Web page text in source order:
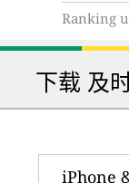
Ranking
下载 及
iPhone